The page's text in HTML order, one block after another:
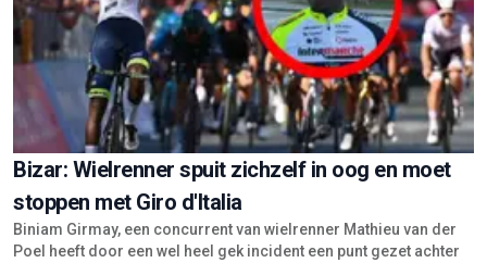
Bizar: Wielrenner spuit zichzelf in oog en moet
stoppen met Giro d'Italia
Biniam Girmay, een concurrent van wielrenner Mathieu van der
Poel heeft door een wel heel gek incident een punt gezet achter